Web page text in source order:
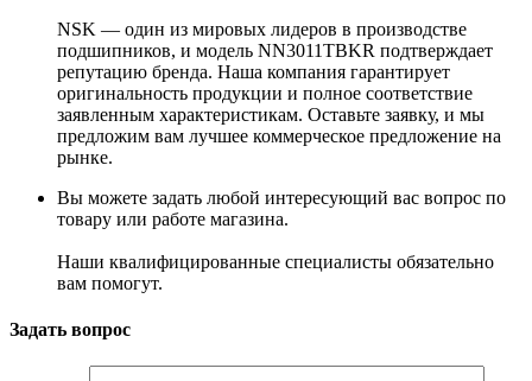
NSK — один из мировых лидеров в производстве
подшипников, и модель NN3011TBKR подтверждает
репутацию бренда. Наша компания гарантирует
оригинальность продукции и полное соответствие
заявленным характеристикам. Оставьте заявку, и мы
предложим вам лучшее коммерческое предложение на
рынке.
Вы можете задать любой интересующий вас вопрос по
товару или работе магазина.
Наши квалифицированные специалисты обязательно
вам помогут.
Задать вопрос